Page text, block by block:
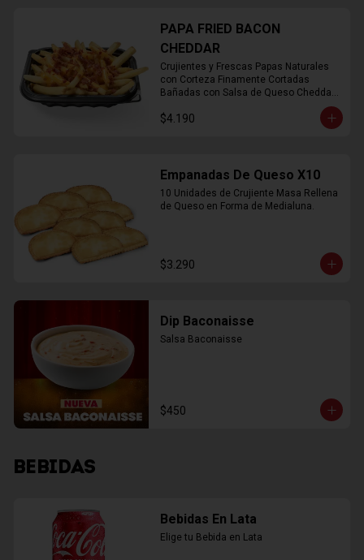
PAPA FRIED BACON
CHEDDAR
Crujientes y Frescas Papas Naturales
con Corteza Finamente Cortadas
Bañadas con Salsa de Queso Cheddar
$4.190
Empanadas De Queso X10
10 Unidades de Crujiente Masa Rellena
de Queso en Forma de Medialuna.
$3.290
Dip Baconaisse
Salsa Baconaisse
$450
BEBIDAS
Bebidas En Lata
Elige tu Bebida en Lata